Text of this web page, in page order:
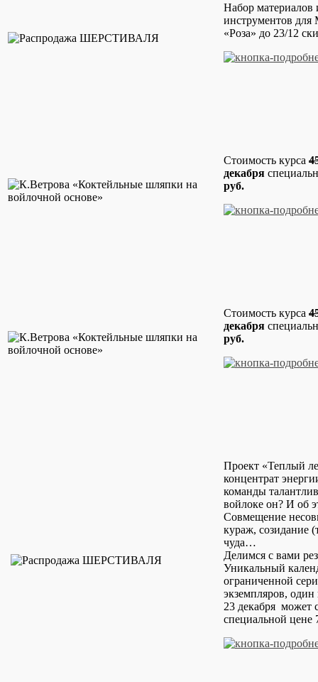
Набор материалов
инструментов
«Роза» до 23/12
Стоимость курса
декабря
руб.
Стоимость курса
декабря
руб.
Проект «Теплый
концентрат
команды
войлоке он? И об
Совмещение
кураж, созидание
чуда…
Делимся с вами
Уникальный
ограниченной
экземпляров, один
23 декабря может
специальной цене